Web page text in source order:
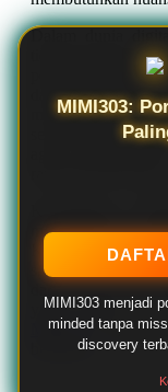
Dalam dunia
tidak lagi hanya
pengalaman yang
dan terlibat.
menghadirkan
sesuai dengan
menghadirkan
Konsep ini
santai, karena
dan tema acara.
yang ringan,
MIMI303 mampu
berkesan.
MIMI303:
MIMI303 menjadi
minded tanpa
discovery